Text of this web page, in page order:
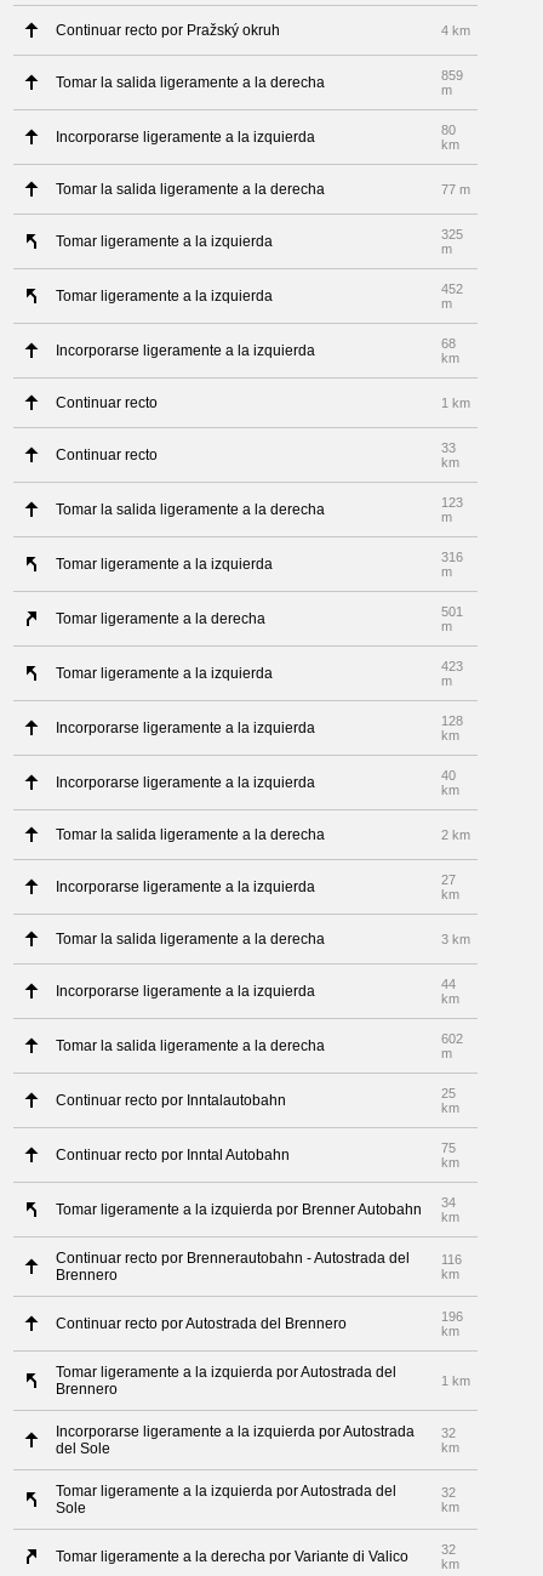
Continuar recto por Pražský okruh 4 km
Tomar la salida ligeramente a la derecha
859
m
Incorporarse ligeramente a la izquierda
80
km
Tomar la salida ligeramente a la derecha 77 m
Tomar ligeramente a la izquierda
325
m
Tomar ligeramente a la izquierda
452
m
Incorporarse ligeramente a la izquierda
68
km
Continuar recto 1 km
Continuar recto
33
km
Tomar la salida ligeramente a la derecha
123
m
Tomar ligeramente a la izquierda
316
m
Tomar ligeramente a la derecha
501
m
Tomar ligeramente a la izquierda
423
m
Incorporarse ligeramente a la izquierda
128
km
Incorporarse ligeramente a la izquierda
40
km
Tomar la salida ligeramente a la derecha 2 km
Incorporarse ligeramente a la izquierda
27
km
Tomar la salida ligeramente a la derecha 3 km
Incorporarse ligeramente a la izquierda
44
km
Tomar la salida ligeramente a la derecha
602
m
Continuar recto por Inntalautobahn
25
km
Continuar recto por Inntal Autobahn
75
km
Tomar ligeramente a la izquierda por Brenner Autobahn
34
km
Continuar recto por Brennerautobahn - Autostrada del
Brennero
116
km
Continuar recto por Autostrada del Brennero
196
km
Tomar ligeramente a la izquierda por Autostrada del
Brennero
1 km
Incorporarse ligeramente a la izquierda por Autostrada
del Sole
32
km
Tomar ligeramente a la izquierda por Autostrada del
Sole
32
km
Tomar ligeramente a la derecha por Variante di Valico
32
km